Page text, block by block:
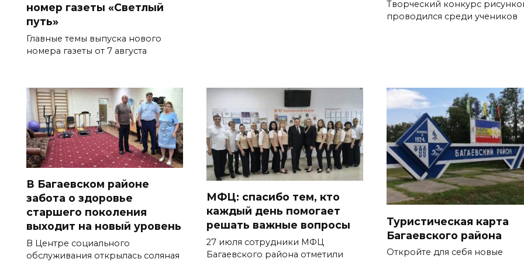
номер газеты «Светлый
путь»
Главные темы выпуска нового
номера газеты от 7 августа
Творческий конкурс
проводился среди учеников
В Багаевском районе
забота о здоровье
старшего поколения
выходит на новый уровень
В Центре социального
обслуживания открылась соляная
МФЦ: спасибо тем, кто
каждый день помогает
решать важные вопросы
27 июля сотрудники МФЦ
Багаевского района отметили
Туристическая карта
Багаевского района
Откройте для себя новые